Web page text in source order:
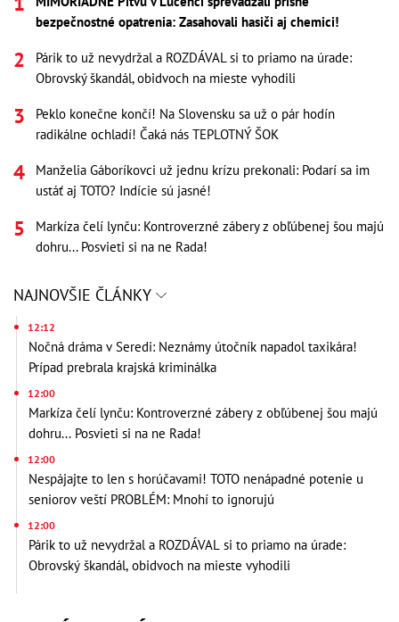
bezpečnostné opatrenia: Zasahovali hasiči aj chemici!
Párik to už nevydržal a ROZDÁVAL si to priamo na úrade:
Obrovský škandál, obidvoch na mieste vyhodili
Peklo konečne končí! Na Slovensku sa už o pár hodín
radikálne ochladí! Čaká nás TEPLOTNÝ ŠOK
Manželia Gáboríkovci už jednu krízu prekonali: Podarí sa im
ustáť aj TOTO? Indície sú jasné!
Markíza čelí lynču: Kontroverzné zábery z obľúbenej šou majú
dohru... Posvieti si na ne Rada!
NAJNOVŠIE ČLÁNKY
12:12
Nočná dráma v Seredi: Neznámy útočník napadol taxikára!
Prípad prebrala krajská kriminálka
12:00
Markíza čelí lynču: Kontroverzné zábery z obľúbenej šou majú
dohru... Posvieti si na ne Rada!
12:00
Nespájajte to len s horúčavami! TOTO nenápadné potenie u
seniorov veští PROBLÉM: Mnohí to ignorujú
12:00
Párik to už nevydržal a ROZDÁVAL si to priamo na úrade:
Obrovský škandál, obidvoch na mieste vyhodili